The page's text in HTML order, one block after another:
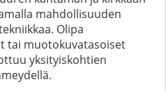
mahdollisuuden
Olipa
tai muotokuvatasoiset
yksityiskohtien